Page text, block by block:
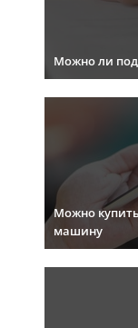
Можно ли
Можно
машину